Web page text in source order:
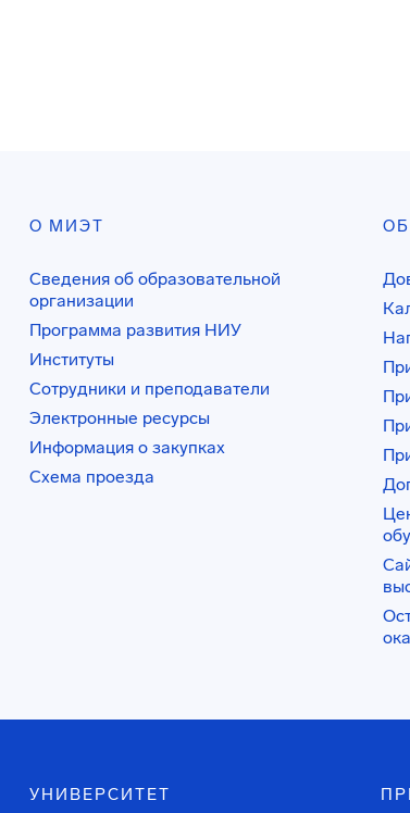
О МИЭТ
Сведения об образовательной
организации
Программа развития НИУ
Институты
Сотрудники и преподаватели
Электронные ресурсы
Информация о закупках
Схема проезда
УНИВЕРСИТЕТ